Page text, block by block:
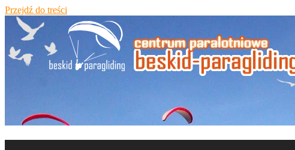
Przejdź do treści